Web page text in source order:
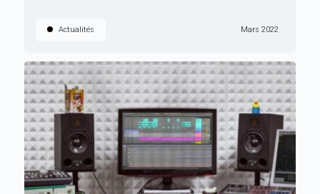
Actualités Mars 2022